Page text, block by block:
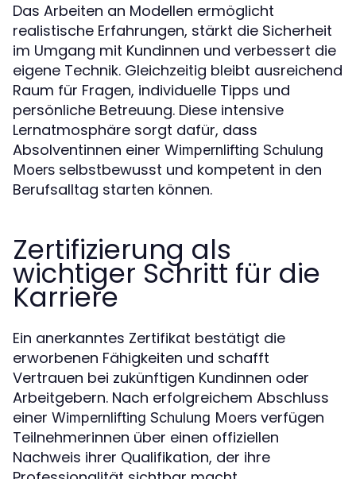
Das Arbeiten an Modellen ermöglicht
realistische Erfahrungen, stärkt die Sicherheit
im Umgang mit Kundinnen und verbessert die
eigene Technik. Gleichzeitig bleibt ausreichend
Raum für Fragen, individuelle Tipps und
persönliche Betreuung. Diese intensive
Lernatmosphäre sorgt dafür, dass
Absolventinnen einer Wimpernlifting Schulung
Moers selbstbewusst und kompetent in den
Berufsalltag starten können.
Zertifizierung als
wichtiger Schritt für die
Karriere
Ein anerkanntes Zertifikat bestätigt die
erworbenen Fähigkeiten und schafft
Vertrauen bei zukünftigen Kundinnen oder
Arbeitgebern. Nach erfolgreichem Abschluss
einer Wimpernlifting Schulung Moers verfügen
Teilnehmerinnen über einen offiziellen
Nachweis ihrer Qualifikation, der ihre